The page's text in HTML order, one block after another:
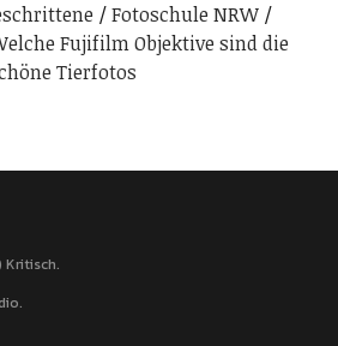
Fotoschule NRW
Fujifilm Objektive sind die
Tierfotos
Kritisch